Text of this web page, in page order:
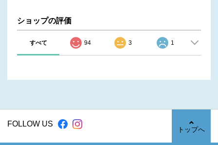
ショップの評価
すべて 94 3 1
FOLLOW US
トップへ